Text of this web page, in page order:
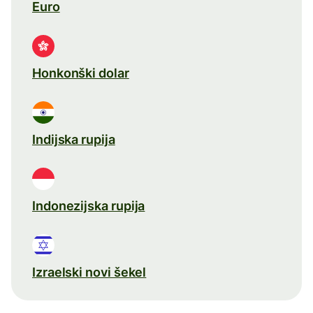
Euro
Honkonški dolar
Indijska rupija
Indonezijska rupija
Izraelski novi šekel